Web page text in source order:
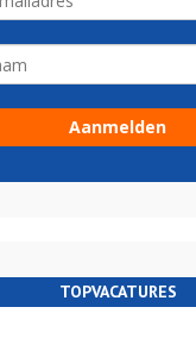
TOPVACATURES